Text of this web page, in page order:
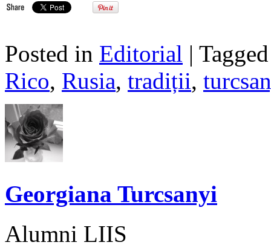
Posted in Editorial |
Rico, Rusia, tradiții,
Georgiana Turcsanyi
Alumni LIIS